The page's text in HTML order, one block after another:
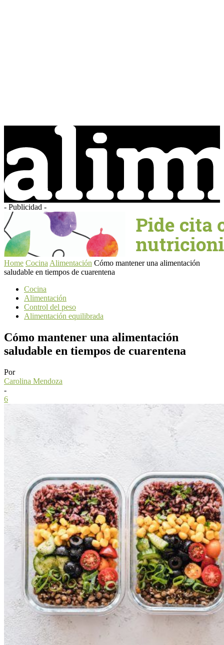
- Publicidad -
Home Cocina Alimentación Cómo mantener una alimentación
saludable en tiempos de cuarentena
Cocina
Alimentación
Control del peso
Alimentación equilibrada
Cómo mantener una alimentación
saludable en tiempos de cuarentena
Por
Carolina Mendoza
-
6